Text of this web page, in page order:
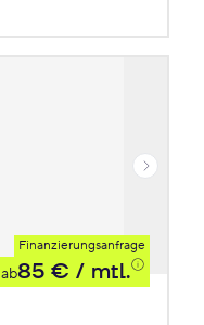
Finanzierungsanfrage
ab85 € / mtl.